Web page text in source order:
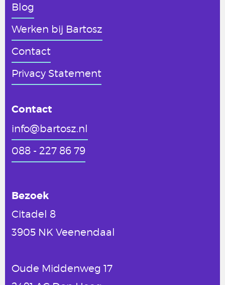
Blog
Werken bij Bartosz
Contact
Privacy Statement
Contact
info@bartosz.nl
088 - 227 86 79
Bezoek
Citadel 8
3905 NK Veenendaal
Oude Middenweg 17